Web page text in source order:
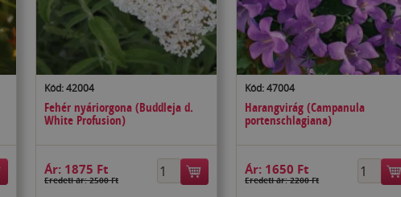
Kód: 42004
Fehér nyáriorgona (Buddleja d.
White Profusion)
Ár: 1875 Ft
Eredeti ár: 2500 Ft
Kód: 47004
Harangvirág (Campanula
portenschlagiana)
Ár: 1650 Ft
Eredeti ár: 2200 Ft